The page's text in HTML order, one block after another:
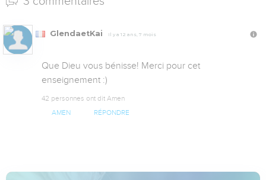
GlendaetKai Il y a 12 ans, 7 mois
Que Dieu vous bénisse! Merci pour cet
enseignement :)
42 personnes ont dit Amen
AMEN RÉPONDRE